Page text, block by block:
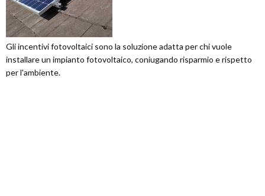
Gli incentivi fotovoltaici sono la soluzione adatta per chi vuole
installare un impianto fotovoltaico, coniugando risparmio e rispetto
per l'ambiente.